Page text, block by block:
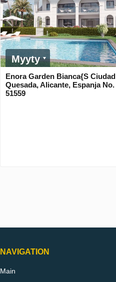
Myyty
Enora Garden Bianca{S Ciudad
Quesada, Alicante, Espanja No.
51559
NAVIGATION
Main